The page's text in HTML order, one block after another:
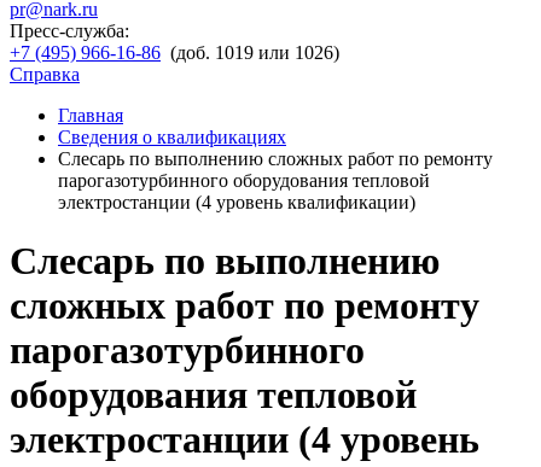
pr@nark.ru
Пресс-служба:
+7 (495) 966-16-86 (доб. 1019 или 1026)
Справка
Главная
Сведения о квалификациях
Слесарь по выполнению сложных работ по ремонту
парогазотурбинного оборудования тепловой
электростанции (4 уровень квалификации)
Слесарь по выполнению
сложных работ по ремонту
парогазотурбинного
оборудования тепловой
электростанции (4 уровень